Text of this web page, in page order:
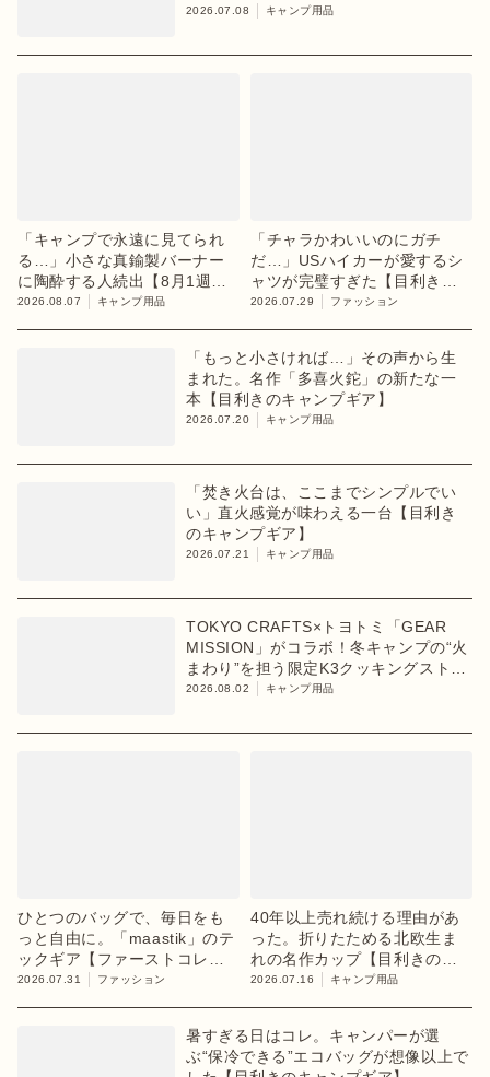
2026.07.08 キャンプ用品
「キャンプで永遠に見てられ
る…」小さな真鍮製バーナー
に陶酔する人続出【8月1週ラ
ンキング】
2026.08.07 キャンプ用品
「チャラかわいいのにガチ
だ…」USハイカーが愛するシ
ャツが完璧すぎた【目利きの
キャンプギア】
2026.07.29 ファッション
「もっと小さければ…」その声から生
まれた。名作「多喜火鉈」の新たな一
本【目利きのキャンプギア】
2026.07.20 キャンプ用品
「焚き火台は、ここまでシンプルでい
い」直火感覚が味わえる一台【目利き
のキャンプギア】
2026.07.21 キャンプ用品
TOKYO CRAFTS×トヨトミ「GEAR
MISSION」がコラボ！冬キャンプの“火
まわり”を担う限定K3クッキングストー
ブが登場
2026.08.02 キャンプ用品
ひとつのバッグで、毎日をも
っと自由に。「maastik」のテ
ックギア【ファーストコレク
ション「chapter 1」】
2026.07.31 ファッション
40年以上売れ続ける理由があ
った。折りたためる北欧生ま
れの名作カップ【目利きのキ
ャンプギア】
2026.07.16 キャンプ用品
暑すぎる日はコレ。キャンパーが選
ぶ“保冷できる”エコバッグが想像以上で